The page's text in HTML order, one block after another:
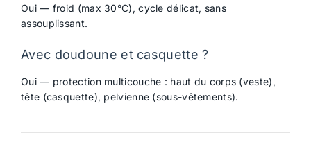
Oui — froid (max 30°C), cycle délicat, sans
assouplissant.
Avec doudoune et casquette ?
Oui — protection multicouche : haut du corps (veste),
tête (casquette), pelvienne (sous-vêtements).